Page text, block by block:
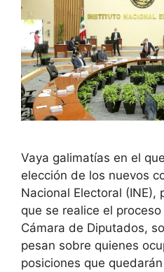
Vaya galimatías en el
elección de los nuevos
Nacional Electoral (INE),
que se realice el
Cámara de Diputados,
pesan sobre quienes
posiciones que